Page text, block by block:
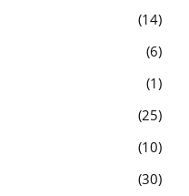
14
6
1
25
10
30